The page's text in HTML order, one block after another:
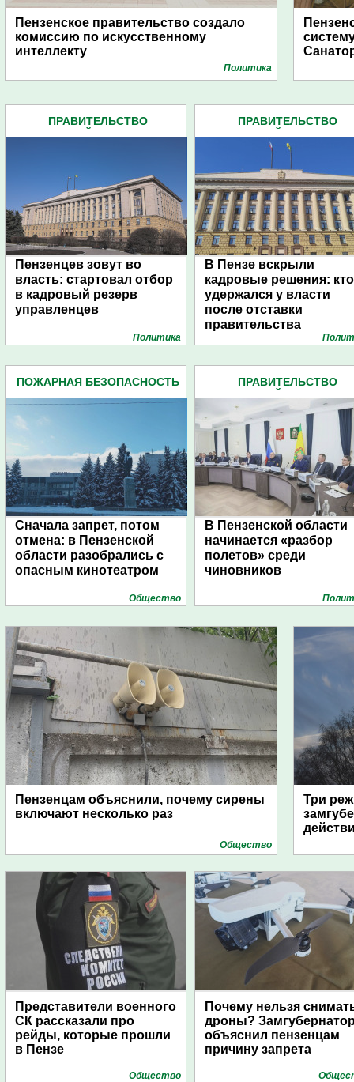
Пензенское правительство создало
комиссию по искусственному
интеллекту
Политика
ПРАВИТЕЛЬСТВО
Пензенцев зовут во
власть: стартовал отбор
в кадровый резерв
управленцев
Политика
ПРАВИТЕЛЬСТВО
В Пензе вскрыли
кадровые решения: кто
удержался у власти
после отставки
правительства
ПОЖАРНАЯ БЕЗОПАСНОСТЬ
Сначала запрет, потом
отмена: в Пензенской
области разобрались с
опасным кинотеатром
Общество
ПРАВИТЕЛЬСТВО
В Пензенской области
начинается «разбор
полетов» среди
чиновников
Пензенцам объяснили, почему сирены
включают несколько раз
Общество
Три
Представители военного
СК рассказали про
рейды, которые прошли
в Пензе
Общество
Почему нельзя
дроны?
объяснил пензенцам
причину запрета